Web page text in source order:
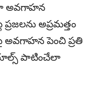
అవగాహన
అప్రమత్తం
పెంచి ప్రతి
పాటించేలా